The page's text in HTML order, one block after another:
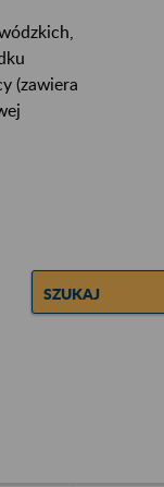
(zawiera
SZUKAJ